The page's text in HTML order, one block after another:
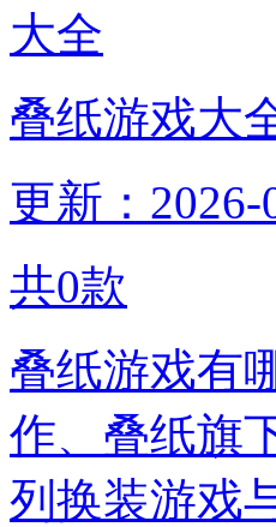
叠纸游戏大
更新：2026-
共0款
叠纸游戏有
作、叠纸旗
列换装游戏